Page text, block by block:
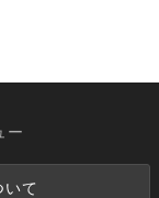
ー
て